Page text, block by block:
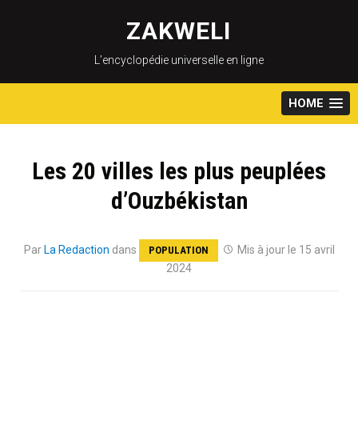
content
ZAKWELI
L’encyclopédie universelle en ligne
HOME
Les 20 villes les plus peuplées
d’Ouzbékistan
Par La Redaction dans POPULATION
Mis à jour le 15 avril
2024